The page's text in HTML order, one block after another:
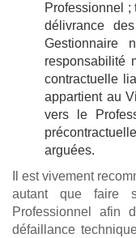
Professionnel ;
délivrance
responsabilité
contractuelle
appartient au
vers le
arguées.
Il est vivement
autant que faire
Professionnel afin
défaillance